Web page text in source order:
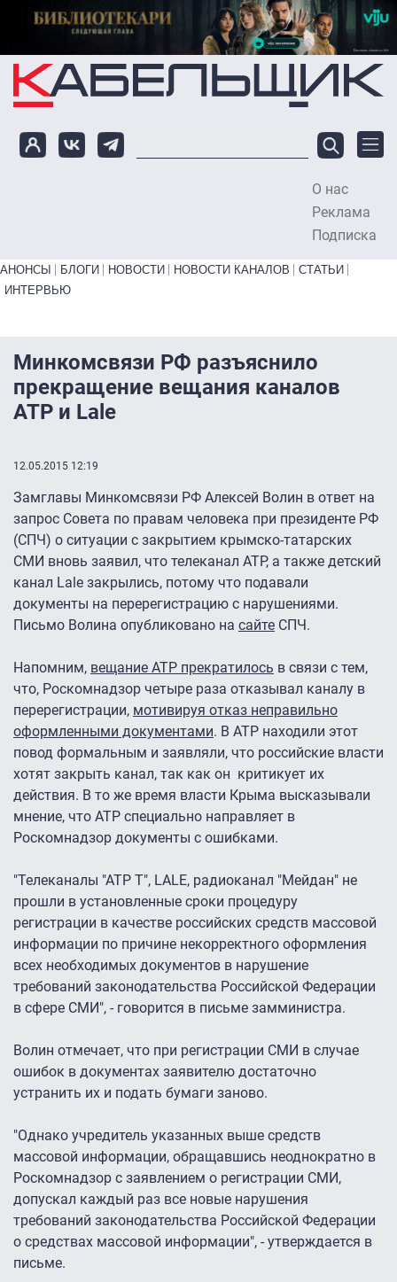
Перейти к основному содержанию
О нас
Реклама
Подписка
Primary links bottom
АНОНСЫ БЛОГИ НОВОСТИ НОВОСТИ КАНАЛОВ
СТАТЬИ
ИНТЕРВЬЮ
Минкомсвязи РФ разъяснило
прекращение вещания каналов
АТР и Lale
12.05.2015 12:19
Замглавы Минкомсвязи РФ Алексей Волин в ответ на
запрос Совета по правам человека при президенте РФ
(СПЧ) о ситуации с закрытием крымско-татарских
СМИ вновь заявил, что телеканал АТР, а также детский
канал Lale закрылись, потому что подавали
документы на перерегистрацию с нарушениями.
Письмо Волина опубликовано на сайте СПЧ.
Напомним, вещание АТР прекратилось в связи с тем,
что, Роскомнадзор четыре раза отказывал каналу в
перерегистрации, мотивируя отказ неправильно
оформленными документами. В АТР находили этот
повод формальным и заявляли, что российские власти
хотят закрыть канал, так как он критикует их
действия. В то же время власти Крыма высказывали
мнение, что АТР специально направляет в
Роскомнадзор документы с ошибками.
"Телеканалы "АТР T", LALE, радиоканал "Мейдан" не
прошли в установленные сроки процедуру
регистрации в качестве российских средств массовой
информации по причине некорректного оформления
всех необходимых документов в нарушение
требований законодательства Российской Федерации
в сфере СМИ", - говорится в письме замминистра.
Волин отмечает, что при регистрации СМИ в случае
ошибок в документах заявителю достаточно
устранить их и подать бумаги заново.
"Однако учредитель указанных выше средств
массовой информации, обращавшись неоднократно в
Роскомнадзор с заявлением о регистрации СМИ,
допускал каждый раз все новые нарушения
требований законодательства Российской Федерации
о средствах массовой информации", - утверждается в
письме.